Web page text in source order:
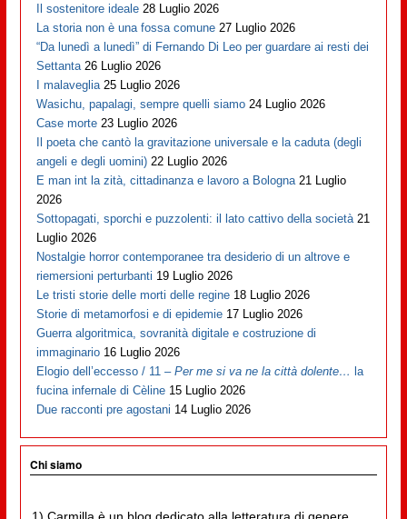
Il sostenitore ideale 28 Luglio 2026
La storia non è una fossa comune 27 Luglio 2026
“Da lunedì a lunedì” di Fernando Di Leo per guardare ai resti dei
Settanta 26 Luglio 2026
I malaveglia 25 Luglio 2026
Wasichu, papalagi, sempre quelli siamo 24 Luglio 2026
Case morte 23 Luglio 2026
Il poeta che cantò la gravitazione universale e la caduta (degli
angeli e degli uomini) 22 Luglio 2026
E man int la zità, cittadinanza e lavoro a Bologna 21 Luglio
2026
Sottopagati, sporchi e puzzolenti: il lato cattivo della società 21
Luglio 2026
Nostalgie horror contemporanee tra desiderio di un altrove e
riemersioni perturbanti 19 Luglio 2026
Le tristi storie delle morti delle regine 18 Luglio 2026
Storie di metamorfosi e di epidemie 17 Luglio 2026
Guerra algoritmica, sovranità digitale e costruzione di
immaginario 16 Luglio 2026
Elogio dell’eccesso / 11 –Per me si va ne la città dolente… la
fucina infernale di Cèline 15 Luglio 2026
Due racconti pre agostani 14 Luglio 2026
Chi siamo
1) Carmilla è un blog dedicato alla letteratura di genere,